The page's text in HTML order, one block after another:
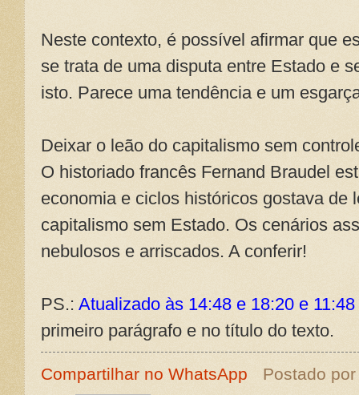
Neste contexto, é possível afirmar que
se trata de uma disputa entre Estado e
isto. Parece uma tendência e um
Deixar o leão do capitalismo sem
O historiado francês Fernand Braudel
economia e ciclos históricos gostava de
capitalismo sem Estado. Os cenários
nebulosos e arriscados. A conferir!
PS.: Atualizado às 14:48 e 18:20 e
primeiro parágrafo e no título do texto.
Compartilhar no WhatsApp Postado